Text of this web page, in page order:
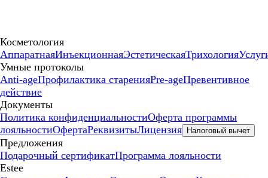
Косметология
АппаратнаяИнъекционнаяЭстетическаяТрихология
Умные протоколы
Anti-ageПрофилактика старенияPre-ageПревентивное
действие
Документы
Политика конфиденциальностиОферта программы
лояльностиОфертаРеквизитыЛицензия Налоговый вычет
Предложения
Подарочный сертификатПрограмма лояльности
Estee